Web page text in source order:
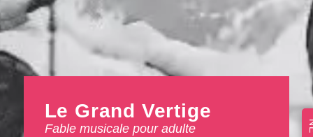
Le Grand Vertige
Fable musicale pour adulte